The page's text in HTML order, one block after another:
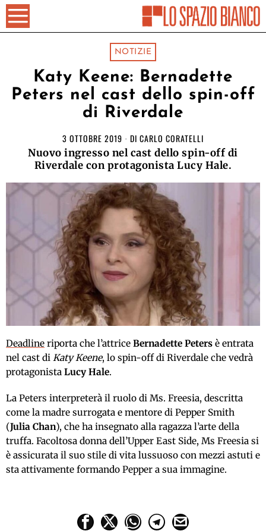
NOTIZIE
Katy Keene: Bernadette
Peters nel cast dello spin-off
di Riverdale
3 OTTOBRE 2019 DI CARLO CORATELLI
Nuovo ingresso nel cast dello spin-off di
Riverdale con protagonista Lucy Hale.
Deadline riporta che l’attrice Bernadette Peters è entrata
nel cast di Katy Keene, lo spin-off di Riverdale che vedrà
protagonista Lucy Hale.
La Peters interpreterà il ruolo di Ms. Freesia, descritta
come la madre surrogata e mentore di Pepper Smith
(Julia Chan), che ha insegnato alla ragazza l’arte della
truffa. Facoltosa donna dell’Upper East Side, Ms Freesia si
è assicurata il suo stile di vita lussuoso con mezzi astuti e
sta attivamente formando Pepper a sua immagine.